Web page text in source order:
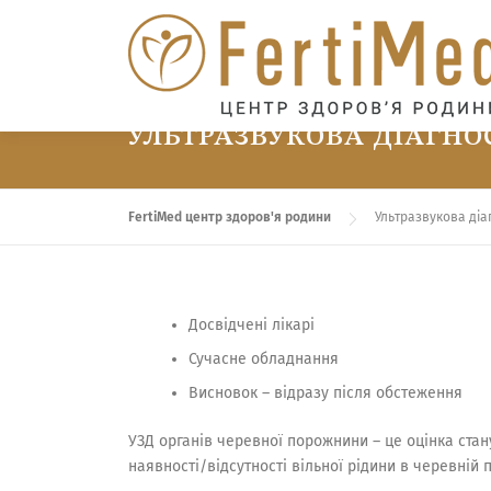
УЛЬТРАЗВУКОВА
FertiMed центр здоров'я родини Ультразвукова
Досвідчені лікарі
Сучасне обладнання
Висновок – відразу після обстеження
УЗД органів черевної порожнини – це оцінка
наявності/відсутності вільної рідини в черевній